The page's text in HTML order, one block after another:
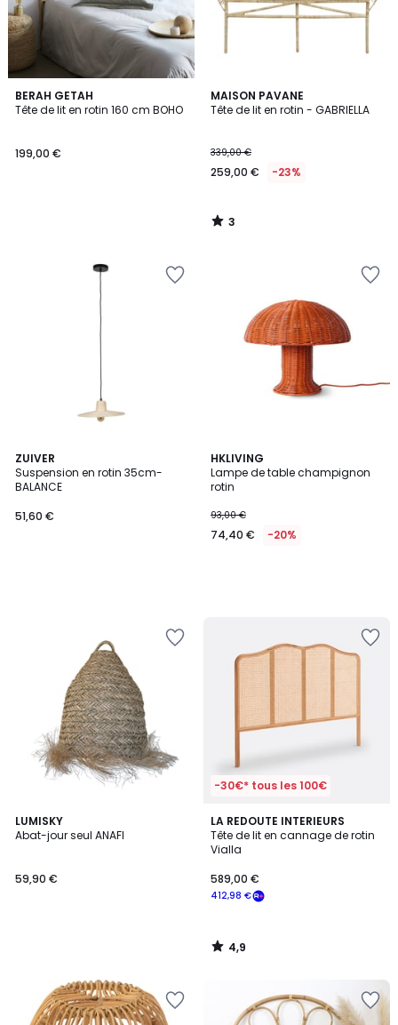
BERAH GETAH
Tête de lit en rotin 160 cm BOHO
199,00 €
MAISON PAVANE
Tête de lit en rotin - GABRIELLA
339,00 €
259,00 € -23%
3
/
3
/
ZUIVER
Suspension en rotin 35cm-
BALANCE
51,60 €
HKLIVING
Lampe de table champignon
rotin
93,00 €
74,40 € -20%
LUMISKY
Abat-jour seul ANAFI
59,90 €
-30€* tous les 100€
LA REDOUTE INTERIEURS
Tête de lit en cannage de rotin
Vialla
412,98 €
589,00 €
4,9
/ 5
4,9
/